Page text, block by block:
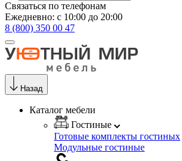
Связаться по телефонам
Ежедневно: с 10:00 до 20:00
8 (800) 350 00 47
Назад
Каталог мебели
Гостиные
Готовые комплекты гостиных
Модульные гостиные